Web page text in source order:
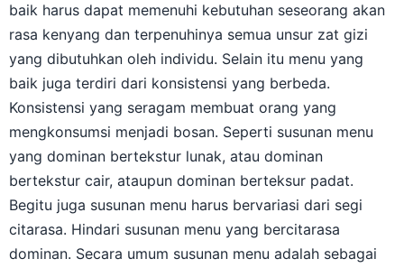
baik harus dapat memenuhi kebutuhan seseorang akan
rasa kenyang dan terpenuhinya semua unsur zat gizi
yang dibutuhkan oleh individu. Selain itu menu yang
baik juga terdiri dari konsistensi yang berbeda.
Konsistensi yang seragam membuat orang yang
mengkonsumsi menjadi bosan. Seperti susunan menu
yang dominan bertekstur lunak, atau dominan
bertekstur cair, ataupun dominan berteksur padat.
Begitu juga susunan menu harus bervariasi dari segi
citarasa. Hindari susunan menu yang bercitarasa
dominan. Secara umum susunan menu adalah sebagai